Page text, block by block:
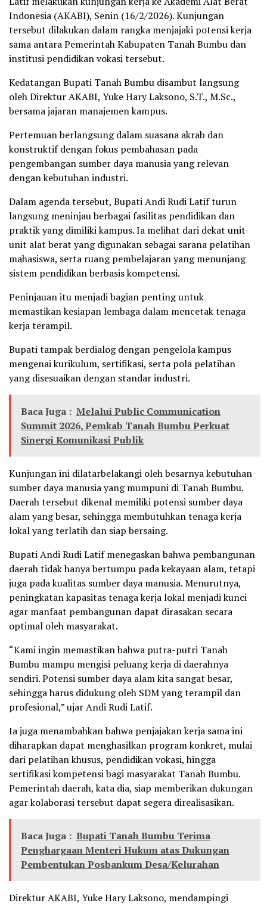
Indonesia (AKABI), Senin (16/2/2026). Kunjungan
tersebut dilakukan dalam rangka menjajaki potensi kerja
sama antara Pemerintah Kabupaten Tanah Bumbu dan
institusi pendidikan vokasi tersebut.
Kedatangan Bupati Tanah Bumbu disambut langsung
oleh Direktur AKABI, Yuke Hary Laksono, S.T., M.Sc.,
bersama jajaran manajemen kampus.
Pertemuan berlangsung dalam suasana akrab dan
konstruktif dengan fokus pembahasan pada
pengembangan sumber daya manusia yang relevan
dengan kebutuhan industri.
Dalam agenda tersebut, Bupati Andi Rudi Latif turun
langsung meninjau berbagai fasilitas pendidikan dan
praktik yang dimiliki kampus. Ia melihat dari dekat unit-
unit alat berat yang digunakan sebagai sarana pelatihan
mahasiswa, serta ruang pembelajaran yang menunjang
sistem pendidikan berbasis kompetensi.
Peninjauan itu menjadi bagian penting untuk
memastikan kesiapan lembaga dalam mencetak tenaga
kerja terampil.
Bupati tampak berdialog dengan pengelola kampus
mengenai kurikulum, sertifikasi, serta pola pelatihan
yang disesuaikan dengan standar industri.
Baca Juga : Melalui Public Communication
Summit 2026, Pemkab Tanah Bumbu Perkuat
Sinergi Komunikasi Publik
Kunjungan ini dilatarbelakangi oleh besarnya kebutuhan
sumber daya manusia yang mumpuni di Tanah Bumbu.
Daerah tersebut dikenal memiliki potensi sumber daya
alam yang besar, sehingga membutuhkan tenaga kerja
lokal yang terlatih dan siap bersaing.
Bupati Andi Rudi Latif menegaskan bahwa pembangunan
daerah tidak hanya bertumpu pada kekayaan alam, tetapi
juga pada kualitas sumber daya manusia. Menurutnya,
peningkatan kapasitas tenaga kerja lokal menjadi kunci
agar manfaat pembangunan dapat dirasakan secara
optimal oleh masyarakat.
“Kami ingin memastikan bahwa putra-putri Tanah
Bumbu mampu mengisi peluang kerja di daerahnya
sendiri. Potensi sumber daya alam kita sangat besar,
sehingga harus didukung oleh SDM yang terampil dan
profesional,” ujar Andi Rudi Latif.
Ia juga menambahkan bahwa penjajakan kerja sama ini
diharapkan dapat menghasilkan program konkret, mulai
dari pelatihan khusus, pendidikan vokasi, hingga
sertifikasi kompetensi bagi masyarakat Tanah Bumbu.
Pemerintah daerah, kata dia, siap memberikan dukungan
agar kolaborasi tersebut dapat segera direalisasikan.
Baca Juga : Bupati Tanah Bumbu Terima
Penghargaan Menteri Hukum atas Dukungan
Pembentukan Posbankum Desa/Kelurahan
Direktur AKABI, Yuke Hary Laksono, mendampingi